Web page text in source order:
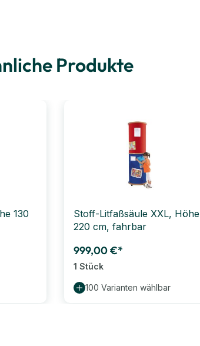
Produkte
130
Stoff-Litfaßsäule XXL, Höhe
220 cm, fahrbar
999,00 €*
1 Stück
100 Varianten wählbar